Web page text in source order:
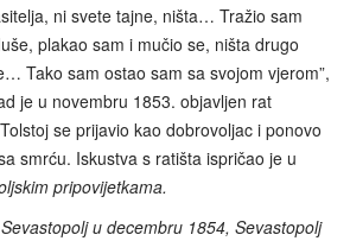
ni svete tajne, ništa… Tražio sam
plakao sam i mučio se, ništa drugo
Tako sam ostao sam sa svojom vjerom”,
je u novembru 1853. objavljen rat
se prijavio kao dobrovoljac i ponovo
smrću. Iskustva s ratišta ispričao je u
pripovijetkama.
Sevastopolj u decembru 1854, Sevastopolj